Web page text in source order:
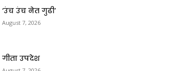
‘उंच उंच नेत गुढी’
August 7, 2026
गीता उपदेश